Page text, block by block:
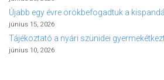
Újabb egy évre örökbefogadtuk a
június 15, 2026
Tájékoztató a nyári szünidei
június 10, 2026